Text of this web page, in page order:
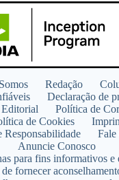
Redação
Declaração de
Política de
de Cookies
Responsabilidade
Fale
Anuncie Conosco
para fins informativos e
fornecer